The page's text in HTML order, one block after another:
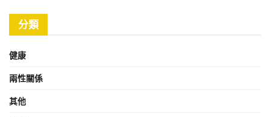
分類
健康
兩性關係
其他